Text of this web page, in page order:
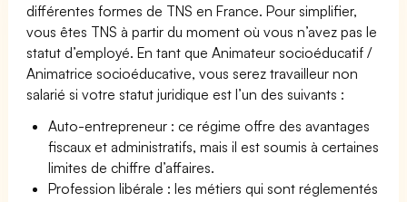
différentes formes de TNS en France. Pour simplifier,
vous êtes TNS à partir du moment où vous n’avez pas le
statut d’employé. En tant que Animateur socioéducatif /
Animatrice socioéducative, vous serez travailleur non
salarié si votre statut juridique est l’un des suivants :
Auto-entrepreneur : ce régime offre des avantages
fiscaux et administratifs, mais il est soumis à certaines
limites de chiffre d’affaires.
Profession libérale : les métiers qui sont réglementés